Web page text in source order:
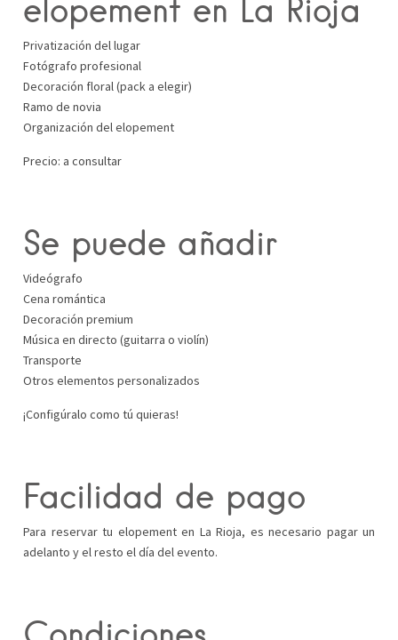
elopement en La Rioja
Privatización del lugar
Fotógrafo profesional
Decoración floral (pack a elegir)
Ramo de novia
Organización del elopement
Precio: a consultar
Se puede añadir
Videógrafo
Cena romántica
Decoración premium
Música en directo (guitarra o violín)
Transporte
Otros elementos personalizados
¡Configúralo como tú quieras!
Facilidad de pago
Para reservar tu elopement en La Rioja, es necesario pagar un
adelanto y el resto el día del evento.